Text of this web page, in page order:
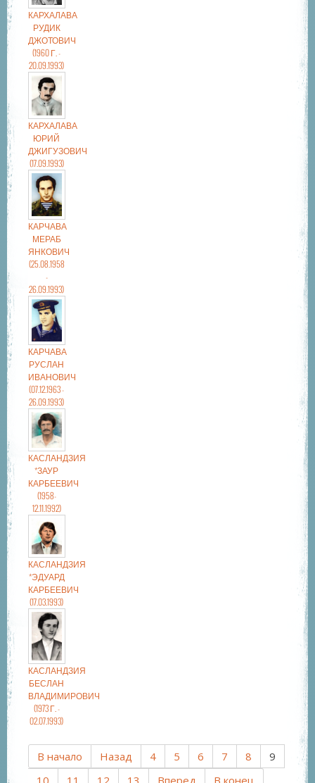
КАРХАЛАВА
РУДИК
ДЖОТОВИЧ
(1960 Г. -
20.09.1993)
КАРХАЛАВА
ЮРИЙ
ДЖИГУЗОВИЧ
(17.09.1993)
КАРЧАВА
МЕРАБ
ЯНКОВИЧ
(25.08.1958
-
26.09.1993)
КАРЧАВА
РУСЛАН
ИВАНОВИЧ
(07.12.1963 -
26.09.1993)
КАСЛАНДЗИЯ
*ЗАУР
КАРБЕЕВИЧ
(1958-
12.11.1992)
КАСЛАНДЗИЯ
*ЭДУАРД
КАРБЕЕВИЧ
(17.03.1993)
КАСЛАНДЗИЯ
БЕСЛАН
ВЛАДИМИРОВИЧ
(1973 Г. -
02.07.1993)
В начало Назад 4 5 6 7 8
9
10
11 12 13 Вперед В конец